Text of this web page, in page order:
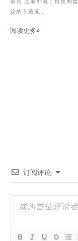
议的下载无…
阅读更多»
订阅评论